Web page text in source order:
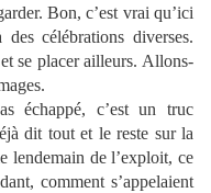
Bon, c’est vrai qu’ici
célébrations diverses.
se placer ailleurs. Allons-
échappé, c’est un truc
dit tout et le reste sur la
lendemain de l’exploit, ce
comment s’appelaient